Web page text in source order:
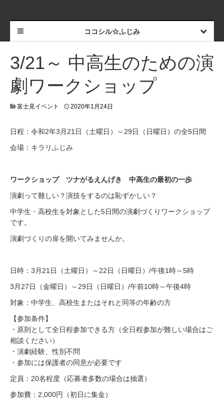
ココシル☆ふじみ
3/21～ 中高生のための演
劇ワークショップ
富士見イベント 2020年1月24日
日程：令和2年3月21日（土曜日）～29日（日曜日）の全5日間
会場：キラリふじみ
ワークショップ ツナがるえんげき 中高生の最初の一歩
演劇って難しい？演技をするのは恥ずかしい？
中学生・高校生を対象とした5日間の演劇づくりワークショップ
です。
演劇づくりの扉を開いてみませんか。
日時：3月21日（土曜日）～22日（日曜日）/午後1時～5時
3月27日（金曜日）～29日（日曜日）/午前10時～午後4時
対象：中学生、高校生またはそれと同等の年齢の方
【参加条件】
・原則として全日程参加できる方（全日程参加が難しい場合はご
相談ください）
・演劇経験、性別不問
・参加には保護者の同意が必要です
定員：20名程度（応募者多数の場合は抽選）
参加費：2,000円（初日に集金）